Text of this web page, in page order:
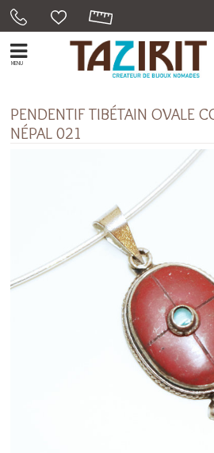
MENU
PENDENTIF TIBÉTAIN OVALE
NÉPAL 021